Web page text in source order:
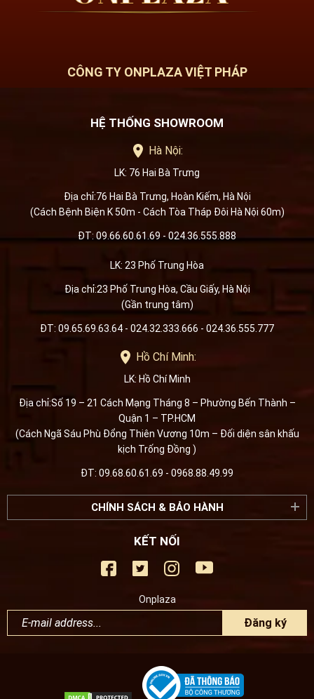
CÔNG TY ONPLAZA VIỆT PHÁP
HỆ THỐNG SHOWROOM
Hà Nội:
LK: 76 Hai Bà Trưng
Địa chỉ:76 Hai Bà Trưng, Hoàn Kiếm, Hà Nội
(Cách Bệnh Biện K 50m - Cách Tòa Tháp Đôi Hà Nội 60m)
ĐT: 09.66.60.61.69 - 024.36.555.888
LK: 23 Phố Trung Hòa
Địa chỉ:23 Phố Trung Hòa, Cầu Giấy, Hà Nội
(Gần trung tâm)
ĐT: 09.65.69.63.64 - 024.32.333.666 - 024.36.555.777
Hồ Chí Minh:
LK: Hồ Chí Minh
Địa chỉ:Số 19 – 21 Cách Mạng Tháng 8 – Phường Bến Thành –
Quận 1 – TP.HCM
(Cách Ngã Sáu Phù Đổng Thiên Vương 10m – Đối diện sân khấu
kịch Trống Đồng )
ĐT: 09.68.60.61.69 - 0968.88.49.99
CHÍNH SÁCH & BẢO HÀNH
KẾT NỐI
Onplaza
Đăng ký